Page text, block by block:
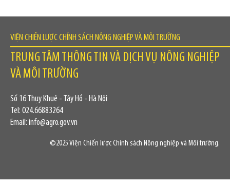
VIỆN CHIẾN LƯỢC CHÍNH SÁCH NÔNG NGHIỆP VÀ MÔI TRƯỜNG
TRUNG TÂM THÔNG TIN VÀ DỊCH VỤ NÔNG NGHIỆP
VÀ MÔI TRƯỜNG
Số 16 Thụy Khuê - Tây Hồ - Hà Nội
Tel: 024.66883264
Email: info@agro.gov.vn
©2025 Viện Chiến lược Chính sách Nông nghiệp và Môi trường.